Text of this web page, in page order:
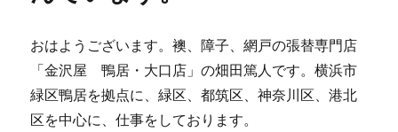
ま
す。
に
おはようございます。襖、障子、網戸の張替専門店
「金沢屋 鴨居・大口店」の畑田篤人です。横浜市
緑区鴨居を拠点に、緑区、都筑区、神奈川区、港北
区を中心に、仕事をしております。